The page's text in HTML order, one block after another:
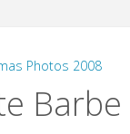
Photos 2008